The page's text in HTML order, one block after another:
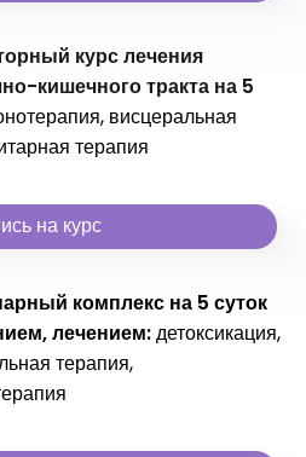
курс лечения
кишечного тракта на 5
висцеральная
терапия
на курс
комплекс на 5 суток
лечением:детоксикация,
терапия,